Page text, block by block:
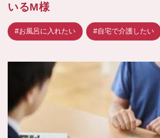
いるM様
#お風呂に入れたい #自宅で介護したい